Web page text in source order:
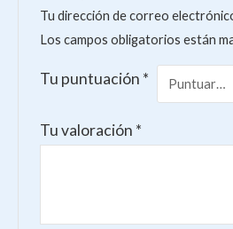
Tu dirección de correo
Los campos obligatorios están
Tu puntuación *
Tu valoración *